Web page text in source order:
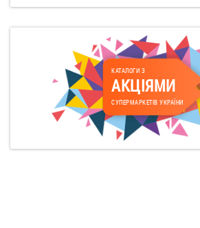
КАТАЛОГИ З
АКЦІЯМИ
СУПЕРМАРКЕТІВ УКРАЇНИ